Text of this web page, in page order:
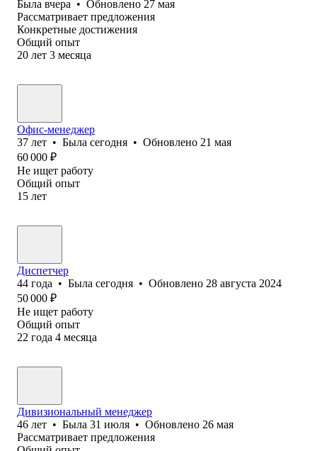
Была вчера • Обновлено 27 мая
Рассматривает предложения
Конкретные достижения
Общий опыт
20 лет 3 месяца
Офис-менеджер
37 лет • Была сегодня • Обновлено 21 мая
60 000 ₽
Не ищет работу
Общий опыт
15 лет
Диспетчер
44 года • Была сегодня • Обновлено 28 августа 2024
50 000 ₽
Не ищет работу
Общий опыт
22 года 4 месяца
Дивизиональный менеджер
46 лет • Была 31 июля • Обновлено 26 мая
Рассматривает предложения